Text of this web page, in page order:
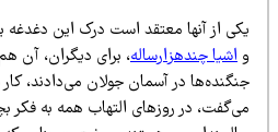
از آنها معتقد است درک این دغدغه برای
اشیا چندهزارساله، برای دیگران، آن هم در
در آسمان جولان می‌دادند، کار
در روزهای التهاب همه به فکر بچه‌ها،